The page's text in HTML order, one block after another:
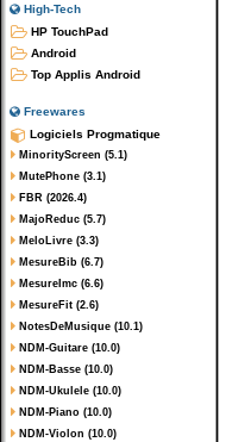
High-Tech
HP TouchPad
Android
Top Applis Android
Freewares
Logiciels Progmatique
MinorityScreen (5.1)
MutePhone (3.1)
FBR (2026.4)
MajoReduc (5.7)
MeloLivre (3.3)
MesureBib (6.7)
MesureImc (6.6)
MesureFit (2.6)
NotesDeMusique (10.1)
NDM-Guitare (10.0)
NDM-Basse (10.0)
NDM-Ukulele (10.0)
NDM-Piano (10.0)
NDM-Violon (10.0)